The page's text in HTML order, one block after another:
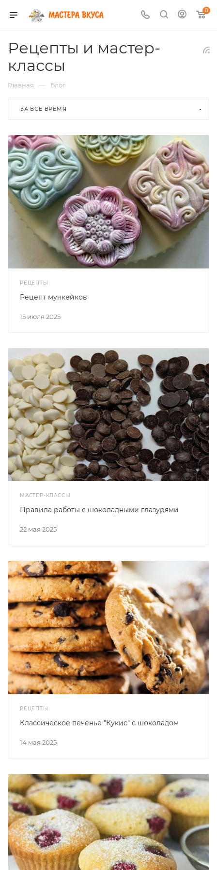
0
Рецепты и мастер-
классы
Главная — Блог
ЗА ВСЕ ВРЕМЯ
РЕЦЕПТЫ
15 июля 2025
Рецепт мункейков
МАСТЕР-КЛАССЫ
22 мая 2025
Правила работы с шоколадными глазурями
РЕЦЕПТЫ
14 мая 2025
Классическое печенье "Кукис" с шоколадом